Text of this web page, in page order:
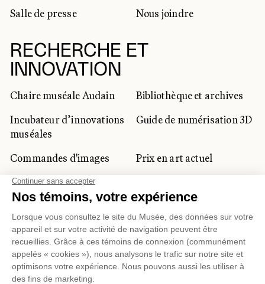
Salle de presse
Nous joindre
RECHERCHE ET
INNOVATION
Chaire muséale Audain
Bibliothèque et archives
Incubateur d’innovations
muséales
Guide de numérisation 3D
Commandes d'images
Prix en art actuel
Prix Lynne-Cohen
CLIENTÈLE CORPORATIVE
ET PRIVÉE
Location d'espaces
Activités corporatives